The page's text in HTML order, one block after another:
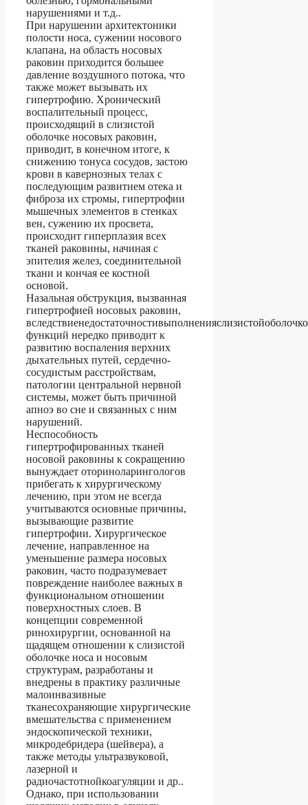
нарушениями и т.д..
При нарушении архитектоники
полости носа, сужении носового
клапана, на область носовых
раковин приходится большее
давление воздушного потока, что
также может вызывать их
гипертрофию. Хронический
воспалительный процесс,
происходящий в слизистой
оболочке носовых раковин,
приводит, в конечном итоге, к
снижению тонуса сосудов, застою
крови в кавернозных телах с
последующим развитием отека и
фиброза их стромы, гипертрофии
мышечных элементов в стенках
вен, сужению их просвета,
происходит гиперплазия всех
тканей раковины, начиная с
эпителия желез, соединительной
ткани и кончая ее костной
основой.
Назальная обструкция, вызванная
гипертрофией носовых раковин,
функций нередко приводит к
развитию воспаления верхних
дыхательных путей, сердечно-
сосудистым расстройствам,
патологии центральной нервной
системы, может быть причиной
апноэ во сне и связанных с ним
нарушений.
Неспособность
гипертрофированных тканей
носовой раковины к сокращению
вынуждает оториноларингологов
прибегать к хирургическому
лечению, при этом не всегда
учитываются основные причины,
вызывающие развитие
гипертрофии. Хирургическое
лечение, направленное на
уменьшение размера носовых
раковин, часто подразумевает
повреждение наиболее важных в
функциональном отношении
поверхностных слоев. В
концепции современной
ринохирургии, основанной на
щадящем отношении к слизистой
оболочке носа и носовым
структурам, разработаны и
внедрены в практику различные
малоинвазивные
тканесохраняющие хирургические
вмешательства с применением
эндоскопической техники,
микродебридера (шейвера), а
также методы ультразвуковой,
лазерной и
радиочастотнойкоагуляции и др..
Однако, при использовании